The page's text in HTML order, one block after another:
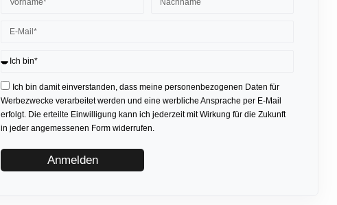
Ich bin damit einverstanden, dass meine personenbezogenen Daten für
Werbezwecke verarbeitet werden und eine werbliche Ansprache per E-Mail
erfolgt. Die erteilte Einwilligung kann ich jederzeit mit Wirkung für die Zukunft
in jeder angemessenen Form widerrufen.
Anmelden